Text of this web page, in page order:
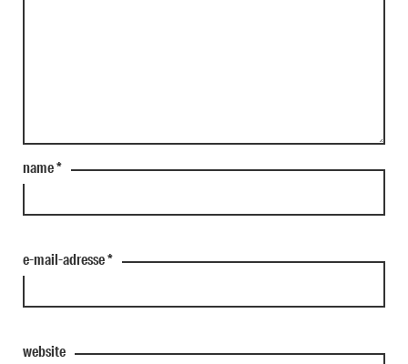
name*
e-mail-adresse*
website